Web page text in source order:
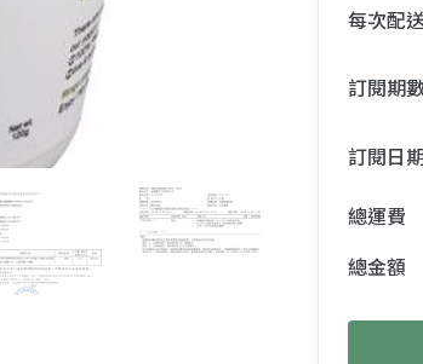
每次配
訂閱期
訂閱日
總運費
總金額